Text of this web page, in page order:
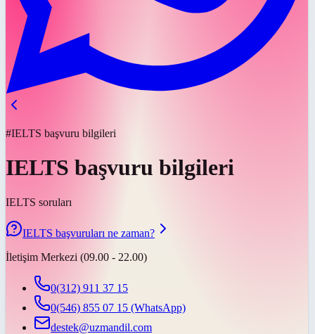
#IELTS başvuru bilgileri
IELTS başvuru bilgileri
IELTS soruları
IELTS başvuruları ne zaman?
İletişim Merkezi (09.00 - 22.00)
0(312) 911 37 15
0(546) 855 07 15 (WhatsApp)
destek@uzmandil.com